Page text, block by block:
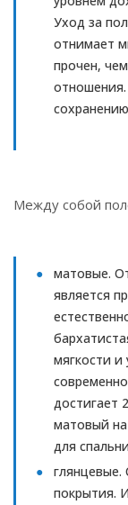
Уход за
отнимает
прочен,
отношения.
Между собой
матовые.
является
мягкости и
достигает
матовый
для
покрытия.